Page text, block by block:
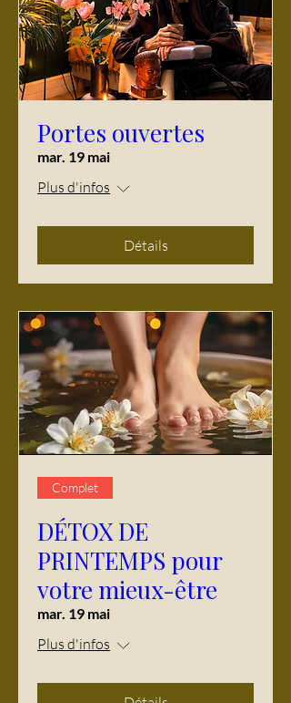
Portes ouvertes
mar. 19 mai
Plus d'infos
Détails
Complet
DÉTOX DE
PRINTEMPS pour
votre mieux-être
mar. 19 mai
Plus d'infos